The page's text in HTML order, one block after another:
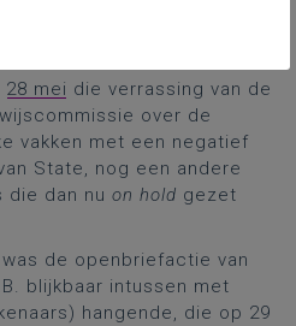
28 mei die verrassing van de
over de
vakken met een negatief
State, nog een andere
die dan nu on hold gezet
de openbriefactie van
blijkbaar intussen met
hangende, die op 29